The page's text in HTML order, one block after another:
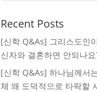
Recent Posts
[신학 Q&As] 그리스도인
신자와 결혼하면 안되나요
[신학 Q&As] 하나님께서
체 왜 도덕적으로 타락할